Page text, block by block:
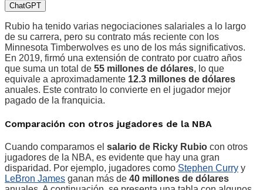
ChatGPT
Rubio ha tenido varias negociaciones salariales a lo largo
de su carrera, pero su contrato más reciente con los
Minnesota Timberwolves es uno de los más significativos.
En 2019, firmó una extensión de contrato por cuatro años
que suma un total de 55 millones de dólares, lo que
equivale a aproximadamente 12.3 millones de dólares
anuales. Este contrato lo convierte en el jugador mejor
pagado de la franquicia.
Comparación con otros jugadores de la NBA
Cuando comparamos el salario de Ricky Rubio con otros
jugadores de la NBA, es evidente que hay una gran
disparidad. Por ejemplo, jugadores como Stephen Curry y
LeBron James ganan más de 40 millones de dólares